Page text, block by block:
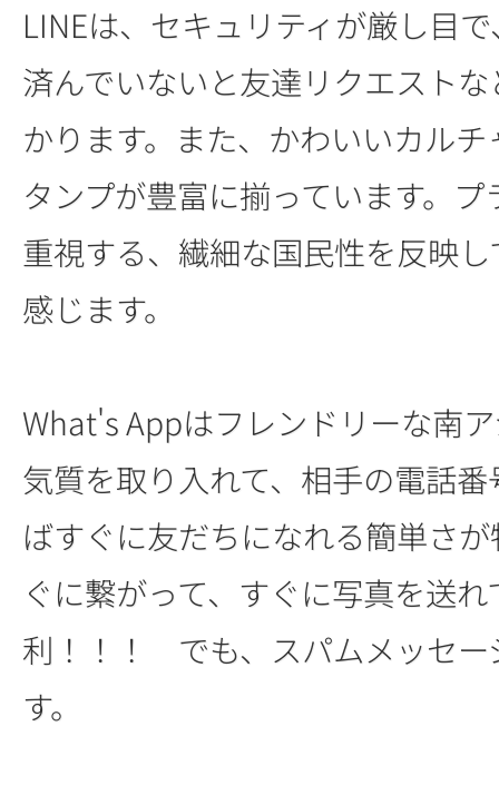
LINEは、セキュリティが厳し目
済んでいないと友達リクエスト
かります。また、かわいいカル
タンプが豊富に揃っています。プ
重視する、繊細な国民性を反映
感じます。
What's Appはフレンドリーな南
気質を取り入れて、相手の電話
ばすぐに友だちになれる簡単さ
ぐに繋がって、すぐに写真を送れ
利！！！ でも、スパムメッセー
す。